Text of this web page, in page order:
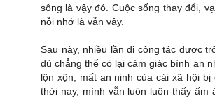
sông là vậy đó. Cuộc sống thay đổi,
nỗi nhớ là vẫn vậy.
Sau này, nhiều lần đi công tác được
dù chẳng thể có lại cảm giác bình an
lộn xộn, mất an ninh của cái xã hội
thời nay, mình vẫn luôn luôn thấy ấm